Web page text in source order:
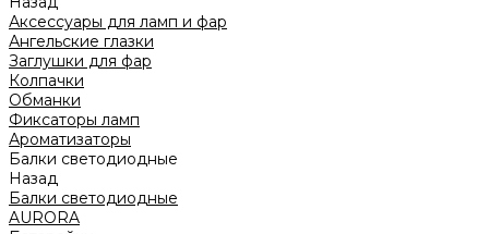
Аксессуары для ламп и фар
Ангельские глазки
Заглушки для фар
Колпачки
Обманки
Фиксаторы ламп
Ароматизаторы
Балки светодиодные
Назад
Балки светодиодные
AURORA